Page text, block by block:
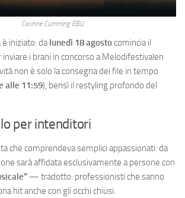
Corinne Cumming EBU
è iniziato: dalunedì 18 agostocomincia il
i brani in concorso a Melodifestivalen
non è solo la consegna dei file in tempo
alle 11:59), bensì il restyling profondo del
per intenditori
che comprendeva semplici appassionati: da
sarà affidata esclusivamente a persone con
— tradotto: professionisti che sanno
hit anche con gli occhi chiusi.